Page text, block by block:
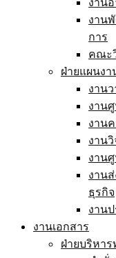
งาน
การ
คณะ
ฝ่ายแผนง
งาน
งาน
งาน
งาน
งาน
งาน
ธุรกิจ
งาน
งานเอกสาร
ฝ่ายบริหา